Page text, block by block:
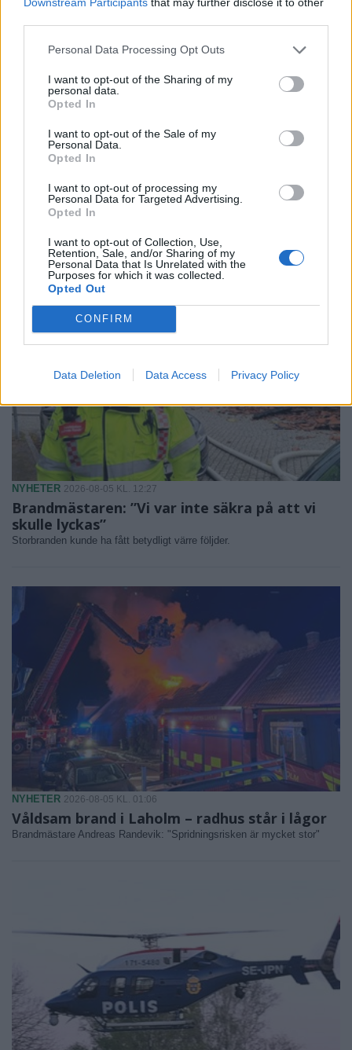
Personal Data Processing Opt Outs
I want to opt-out of the Sharing of my
personal data.
Opted In
I want to opt-out of the Sale of my
Personal Data.
Opted In
I want to opt-out of processing my
Personal Data for Targeted Advertising.
Opted In
I want to opt-out of Collection, Use,
Retention, Sale, and/or Sharing of my
Personal Data that Is Unrelated with the
Purposes for which it was collected.
Opted Out
CONFIRM
Data Deletion Data Access Privacy Policy
2026-08-06 KL. 06:00
Från Australien till Glänninge Park
NYHETER 2026-08-05 KL. 12:27
Brandmästaren: ”Vi var inte säkra på att vi
skulle lyckas”
Storbranden kunde ha fått betydligt värre följder.
NYHETER 2026-08-05 KL. 01:06
Våldsam brand i Laholm – radhus står i lågor
Brandmästare Andreas Randevik: "Spridningsrisken är mycket stor"